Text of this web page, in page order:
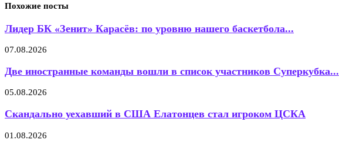
Похожие посты
Лидер БК «Зенит» Карасёв: по уровню нашего баскетбола...
07.08.2026
Две иностранные команды вошли в список участников Суперкубка...
05.08.2026
Скандально уехавший в США Елатонцев стал игроком ЦСКА
01.08.2026